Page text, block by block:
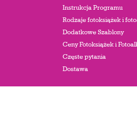
Instrukcja Programu
Rodzaje fotoksiążek i
Dodatkowe Szablony
Ceny Fotoksiążek i
Częste pytania
Dostawa